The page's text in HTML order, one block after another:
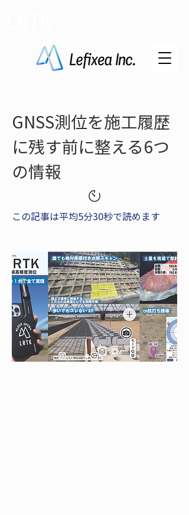
GNSS測位を施工履歴
に残す前に整える6つ
の情報
この記事は平均5分30秒で読めます